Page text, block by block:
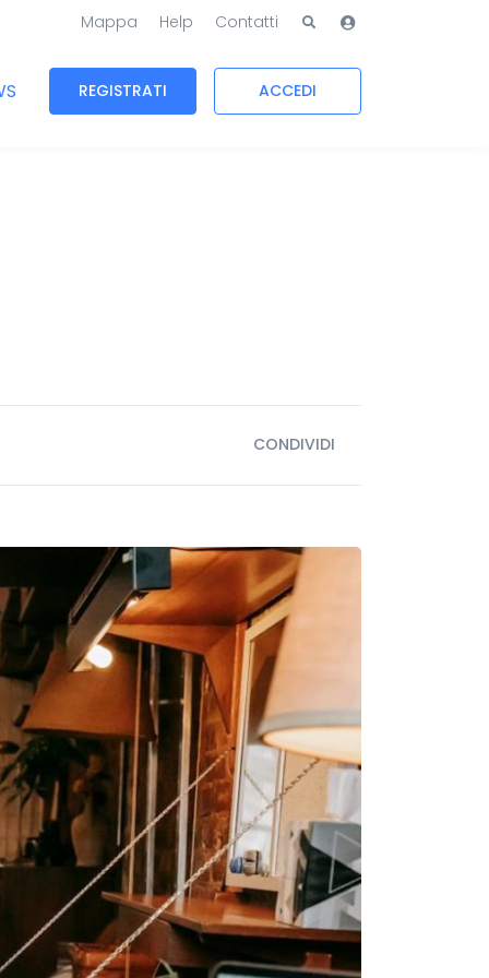
Mappa Help Contatti
REGISTRATI ACCEDI
CONDIVIDI